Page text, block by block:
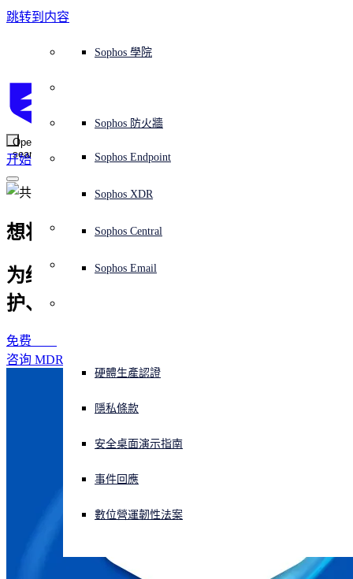
跳转到内容
Open
search
开始
平台概覽Sophos Central
Sophos AI
整合 marketplace 市集
威脅情報
免費試用
端點保護（下一代防毒軟體）
伺服器防護
Mobile Security
安全營運
XDR - 擴展式偵測與回應
身分識別安全
ITDR - 身分識別威脅偵測與回應
網路安全與基礎架構
下一代防火牆 (NGFW)
網路交換機
無線存取點
Workspace Protection
Workspace Protection
零信任網路存取 (ZTNA)
DNS 防護 (DNS Protection)
Email Monitoring System
Email Security
電子郵件與網路釣魚防護
雲端工作負載防護
託管式服務MDR - 託管式偵測與回應
漏洞管理（託管式風險）
諮詢服務概覽
專業服務
營運支援
免費工具
NIST 評估
使用案例全天候守護我的組織
保障遠端與混合辦公員工的安全
應對網路保險要求
保護我的 Microsoft 環境
啟用雲端原生安全性
所有解決方案
教育
政府部門
醫療保健
製造業
零售業
為什麼選擇 Sophos？
獎項與榮譽
競爭對手比較
公司
媒體
職位空缺
信任中心
信任中心概覽
安全設計
負責任的披露
ESG
企業政策
網路安全指引
硬體生產認證
隱私條款
安全桌面演示指南
事件回應
數位營運韌性法案
Sophos 合作夥伴
Partner Program 合作夥伴計畫
Partner care 支援
合作夥伴培訓
合作夥伴部落格
通路合作夥伴
OEM
整合和 API
威脅情報X-Ops 威脅研究
AI 研究
威脅檔案
威脅資料庫
威脅研究部落格
檢視所有資源
案例研究
報告
線上研討會
白皮書
影片
部落格
Sophos 部落格
AI 研究
安全營運
合作夥伴部落格
獲得協助（支援）
緊急事件回應
支援計劃
客戶成功
技術客戶經理（TAM）
聯絡 Sophos 支援
聯絡 Partner Care
下載及更新
Sophos 狀態頁面
安全公告
提交威脅
產品支援
產品文件
Sophos 防火牆
Sophos Endpoint
Sophos XDR
Sophos Central
Sophos Email
培訓
Sophos 學院
想将 Sophos 与 SentinelOne 进行比较？
为终端及其他设备提供全面的 AI 驱动保
护、侦测和响应
免费试用
咨询 MDR 专家